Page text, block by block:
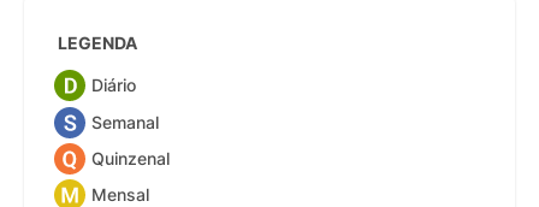
LEGENDA
Diário
Semanal
Quinzenal
Mensal